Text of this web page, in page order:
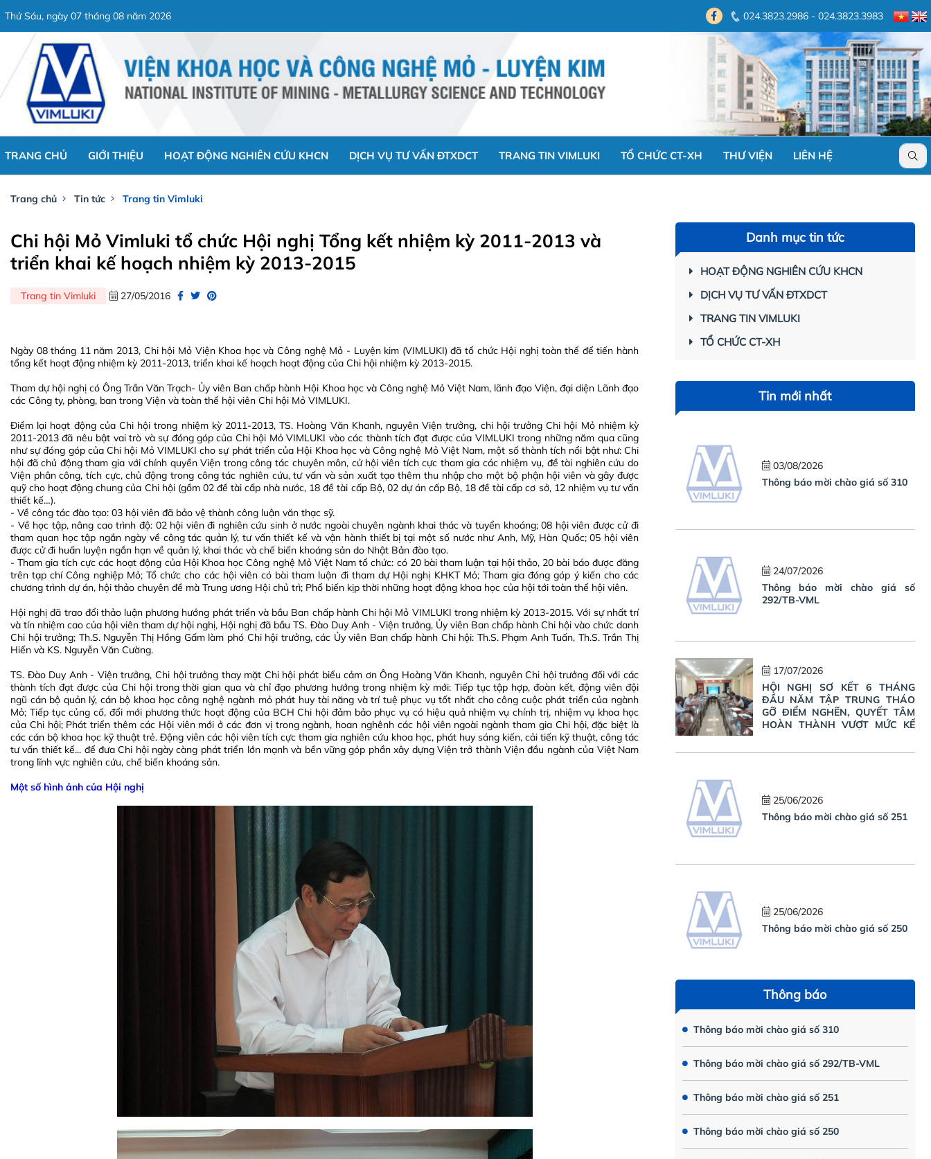
Thứ Sáu, ngày 07 tháng 08 năm 2026 024.3823.2986 - 024.3823.3983
TRANG CHỦ GIỚI THIỆU HOẠT ĐỘNG NGHIÊN CỨU KHCN DỊCH VỤ TƯ VẤN ĐTXDCT TRANG TIN VIMLUKI TỔ CHỨC CT-XH THƯ VIỆN LIÊN HỆ
Trang chủ Tin tức Trang tin Vimluki
Chi hội Mỏ Vimluki tổ chức Hội nghị Tổng kết nhiệm kỳ 2011-2013 và
triển khai kế hoạch nhiệm kỳ 2013-2015
Trang tin Vimluki 27/05/2016
Ngày 08 tháng 11 năm 2013, Chi hội Mỏ Viện Khoa học và Công nghệ Mỏ - Luyện kim (VIMLUKI) đã tổ chức Hội nghị toàn thể để tiến hành
tổng kết hoạt động nhiệm kỳ 2011-2013, triển khai kế hoạch hoạt động của Chi hội nhiệm kỳ 2013-2015.
Tham dự hội nghị có Ông Trần Văn Trạch- Ủy viên Ban chấp hành Hội Khoa học và Công nghệ Mỏ Việt Nam, lãnh đạo Viện, đại diện Lãnh đạo
các Công ty, phòng, ban trong Viện và toàn thể hội viên Chi hội Mỏ VIMLUKI.
Điểm lại hoạt động của Chi hội trong nhiệm kỳ 2011-2013, TS. Hoàng Văn Khanh, nguyên Viện trưởng, chi hội trưởng Chi hội Mỏ nhiệm kỳ
2011-2013 đã nêu bật vai trò và sự đóng góp của Chi hội Mỏ VIMLUKI vào các thành tích đạt được của VIMLUKI trong những năm qua cũng
như sự đóng góp của Chi hội Mỏ VIMLUKI cho sự phát triển của Hội Khoa học và Công nghệ Mỏ Việt Nam, một số thành tích nổi bật như: Chi
hội đã chủ động tham gia với chính quyền Viện trong công tác chuyên môn, cử hội viên tích cực tham gia các nhiệm vụ, đề tài nghiên cứu do
Viện phân công, tích cực, chủ động trong công tác nghiên cứu, tư vấn và sản xuất tạo thêm thu nhập cho một bộ phận hội viên và gây được
quỹ cho hoạt động chung của Chi hội (gồm 02 đề tài cấp nhà nước, 18 đề tài cấp Bộ, 02 dự án cấp Bộ, 18 đề tài cấp cơ sở, 12 nhiệm vụ tư vấn
thiết kế…).
- Về công tác đào tạo: 03 hội viên đã bảo vệ thành công luận văn thạc sỹ.
- Về học tập, nâng cao trình độ: 02 hội viên đi nghiên cứu sinh ở nước ngoài chuyên ngành khai thác và tuyển khoáng; 08 hội viên được cử đi
tham quan học tập ngắn ngày về công tác quản lý, tư vấn thiết kế và vận hành thiết bị tại một số nước như Anh, Mỹ, Hàn Quốc; 05 hội viên
được cử đi huấn luyện ngắn hạn về quản lý, khai thác và chế biến khoáng sản do Nhật Bản đào tạo.
- Tham gia tích cực các hoạt động của Hội Khoa học Công nghệ Mỏ Việt Nam tổ chức: có 20 bài tham luận tại hội thảo, 20 bài báo được đăng
trên tạp chí Công nghiệp Mỏ; Tổ chức cho các hội viên có bài tham luận đi tham dự Hội nghị KHKT Mỏ; Tham gia đóng góp ý kiến cho các
chương trình dự án, hội thảo chuyên đề mà Trung ương Hội chủ trì; Phổ biến kịp thời những hoạt động khoa học của hội tới toàn thể hội viên.
Hội nghị đã trao đổi thảo luận phương hướng phát triển và bầu Ban chấp hành Chi hội Mỏ VIMLUKI trong nhiệm kỳ 2013-2015. Với sự nhất trí
và tín nhiệm cao của hội viên tham dự hội nghị, Hội nghị đã bầu TS. Đào Duy Anh - Viện trưởng, Ủy viên Ban chấp hành Chi hội vào chức danh
Chi hội trưởng; Th.S. Nguyễn Thị Hồng Gấm làm phó Chi hội trưởng, các Ủy viên Ban chấp hành Chi hội: Th.S. Phạm Anh Tuấn, Th.S. Trần Thị
Hiến và KS. Nguyễn Văn Cường.
TS. Đào Duy Anh - Viện trưởng, Chi hội trưởng thay mặt Chi hội phát biểu cảm ơn Ông Hoàng Văn Khanh, nguyên Chi hội trưởng đối với các
thành tích đạt được của Chi hội trong thời gian qua và chỉ đạo phương hướng trong nhiệm kỳ mới: Tiếp tục tập hợp, đoàn kết, động viên đội
ngũ cán bộ quản lý, cán bộ khoa học công nghệ ngành mỏ phát huy tài năng và trí tuệ phục vụ tốt nhất cho công cuộc phát triển của ngành
Mỏ; Tiếp tục củng cố, đổi mới phương thức hoạt động của BCH Chi hội đảm bảo phục vụ có hiệu quả nhiệm vụ chính trị, nhiệm vụ khoa học
của Chi hội; Phát triển thêm các Hội viên mới ở các đơn vị trong ngành, hoan nghênh các hội viên ngoài ngành tham gia Chi hội, đặc biệt là
các cán bộ khoa học kỹ thuật trẻ. Động viên các hội viên tích cực tham gia nghiên cứu khoa học, phát huy sáng kiến, cải tiến kỹ thuật, công tác
tư vấn thiết kế... để đưa Chi hội ngày càng phát triển lớn mạnh và bền vững góp phần xây dựng Viện trở thành Viện đầu ngành của Việt Nam
trong lĩnh vực nghiên cứu, chế biến khoáng sản.
Một số hình ảnh của Hội nghị
Danh mục tin tức
HOẠT ĐỘNG NGHIÊN CỨU KHCN
DỊCH VỤ TƯ VẤN ĐTXDCT
TRANG TIN VIMLUKI
TỔ CHỨC CT-XH
Tin mới nhất
03/08/2026
Thông báo mời chào giá số 310
24/07/2026
Thông báo mời chào giá số
292/TB-VML
17/07/2026
HỘI NGHỊ SƠ KẾT 6 THÁNG
ĐẦU NĂM TẬP TRUNG THÁO
GỠ ĐIỂM NGHẼN, QUYẾT TÂM
HOÀN THÀNH VƯỢT MỨC KẾ
25/06/2026
Thông báo mời chào giá số 251
25/06/2026
Thông báo mời chào giá số 250
Thông báo
Thông báo mời chào giá số 310
Thông báo mời chào giá số 292/TB-VML
Thông báo mời chào giá số 251
Thông báo mời chào giá số 250